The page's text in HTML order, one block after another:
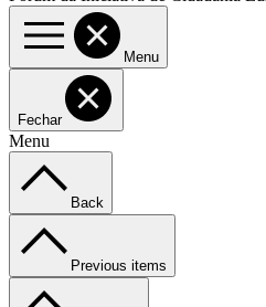
Menu
Fechar
Menu
Back
Previous items